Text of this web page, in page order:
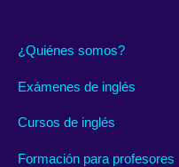
¿Quiénes somos?
Exámenes de inglés
Cursos de inglés
Formación para profesores